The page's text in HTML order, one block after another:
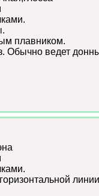
плавником.
Обычно ведет